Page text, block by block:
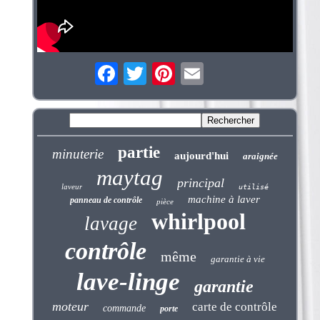
minuterie partie aujourd'hui araignée
laveur maytag principal utilisé
panneau de contrôle pièce machine à laver
lavage whirlpool
contrôle même garantie à vie
lave-linge garantie
moteur commande porte carte de contrôle